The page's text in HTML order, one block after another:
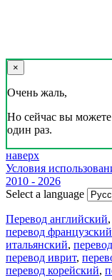
×
Очень жаль,
Но сейчас вы можете
один раз.
наверх
Условия
2010 - 2026
Select a language
Перевод английский,
перевод французский
итальянский,
перевод иврит,
перевод корейский,